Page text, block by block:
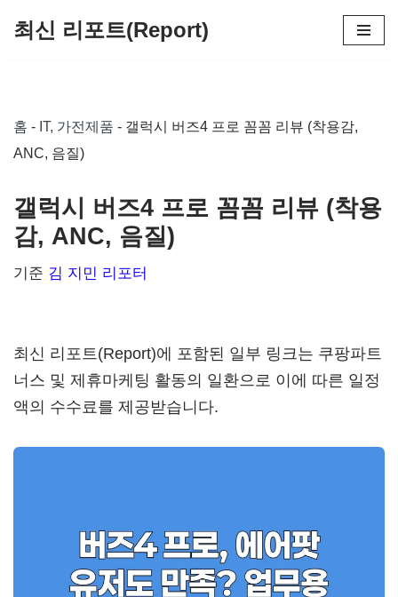
로
건
뛰
기
최신 리포트(Report)
홈 - IT, 가전제품 - 갤럭시 버즈4 프로 꼼꼼 리뷰 (착용감,
ANC, 음질)
갤럭시 버즈4 프로 꼼꼼 리뷰 (착용
감, ANC, 음질)
기준 김 지민 리포터
최신 리포트(Report)에 포함된 일부 링크는 쿠팡파트
너스 및 제휴마케팅 활동의 일환으로 이에 따른 일정
액의 수수료를 제공받습니다.